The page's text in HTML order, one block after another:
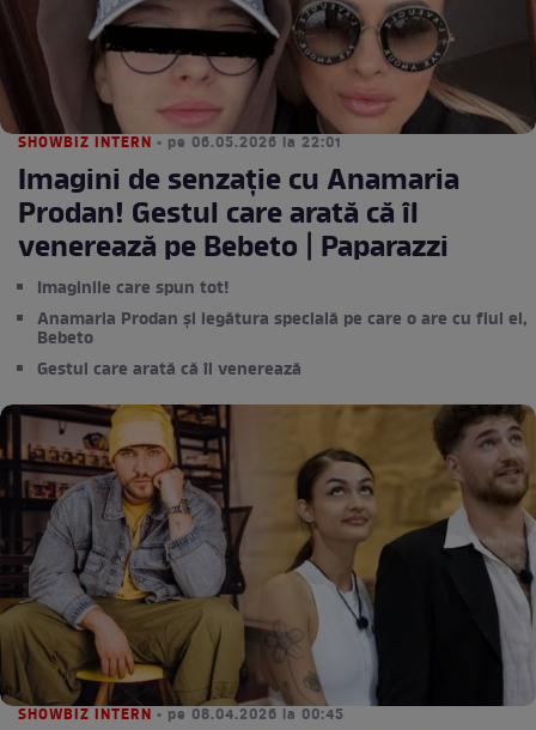
SHOWBIZ INTERN • pe 06.05.2026 la 22:01
Imagini de senzație cu Anamaria
Prodan! Gestul care arată că îl
venerează pe Bebeto | Paparazzi
Imaginile care spun tot!
Anamaria Prodan și legătura specială pe care o are cu fiul ei,
Bebeto
Gestul care arată că îl venerează
SHOWBIZ INTERN • pe 08.04.2026 la 00:45